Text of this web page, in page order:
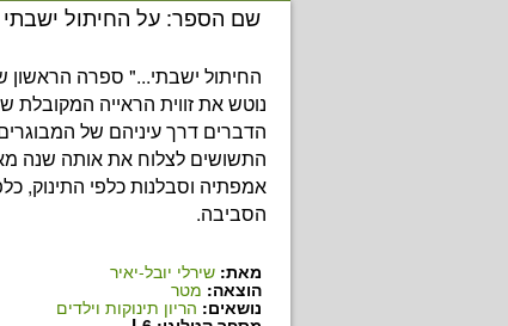
שם הספר: על החיתול ישבתי
החיתול ישבתי..." ספרה הראשון
נוטש את זווית הראייה
הדברים דרך עיניהם של
התשושים לצלוח את אותה שנה
אמפתיה וסבלנות כלפי התינוק,
הסביבה.
מאת: שירלי יובל-יאיר
הוצאה: מטר
נושאים: הריון תינוקות וילדים